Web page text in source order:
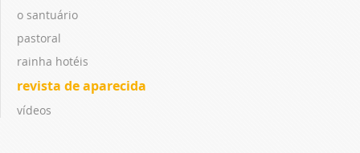
o santuário
pastoral
rainha hotéis
revista de aparecida
vídeos